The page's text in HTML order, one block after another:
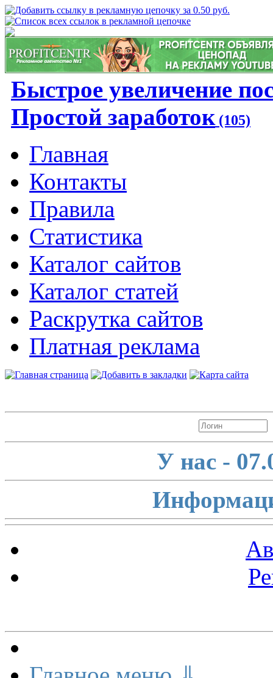
Быстрое увеличение
Простой заработок(105)
Главная
Контакты
Правила
Статистика
Каталог сайтов
Каталог статей
Раскрутка сайтов
Платная реклама
У нас -